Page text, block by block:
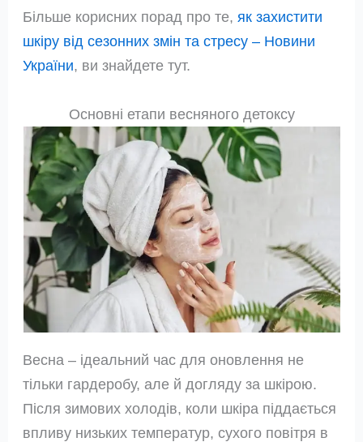
Більше корисних порад про те,як захистити
шкіру від сезонних змін та стресу – Новини
України, ви знайдете тут.
Основні етапи весняного детоксу
Весна – ідеальний час для оновлення не
тільки гардеробу, але й догляду за шкірою.
Після зимових холодів, коли шкіра піддається
впливу низьких температур, сухого повітря в